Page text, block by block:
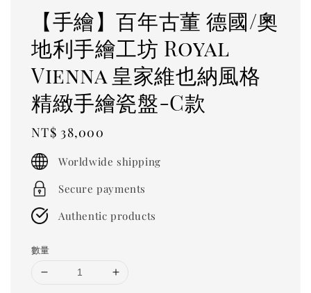
【手繪】百年古董 德國/奧
地利手繪工坊 Royal
Vienna 皇家維也納風格
精緻手繪瓷盤-C款
Regular
price
NT$ 38,000
Worldwide shipping
Secure payments
Authentic products
數量